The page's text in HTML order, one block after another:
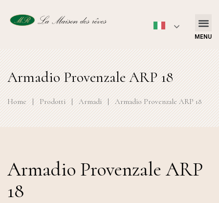
MENU
Armadio Provenzale ARP 18
Home | Prodotti | Armadi | Armadio Provenzale ARP 18
Armadio Provenzale ARP
18